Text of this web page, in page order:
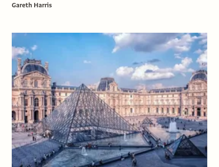
Gareth Harris